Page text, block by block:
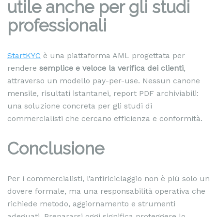
utile anche per gli studi
professionali
StartKYC è una piattaforma AML progettata per
rendere semplice e veloce la verifica dei clienti,
attraverso un modello pay-per-use. Nessun canone
mensile, risultati istantanei, report PDF archiviabili:
una soluzione concreta per gli studi di
commercialisti che cercano efficienza e conformità.
Conclusione
Per i commercialisti, l’antiriciclaggio non è più solo un
dovere formale, ma una responsabilità operativa che
richiede metodo, aggiornamento e strumenti